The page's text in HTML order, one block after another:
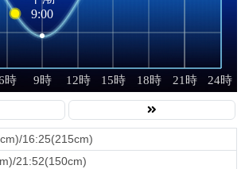
16:25(215cm)
21:52(150cm)